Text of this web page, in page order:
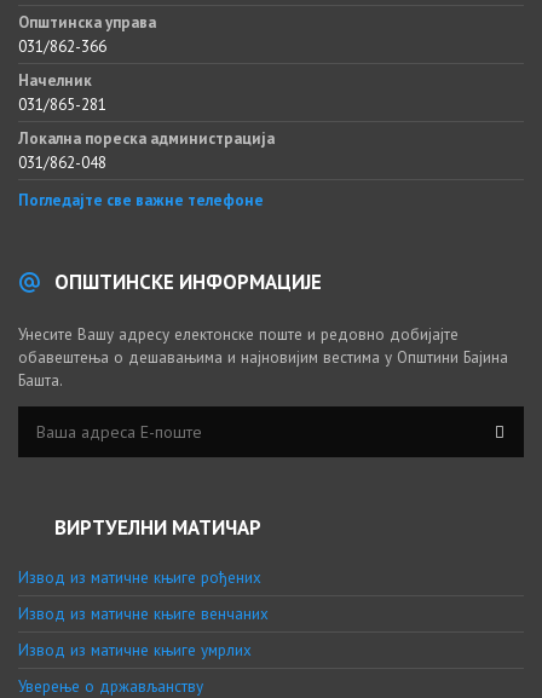
Општинска управа
031/862-366
Начелник
031/865-281
Локална пореска администрација
031/862-048
Погледајте све важне телефоне
ОПШТИНСКЕ ИНФОРМАЦИЈЕ
Унесите Вашу адресу електонске поште и редовно добијајте
обавештења о дешавањима и најновијим вестима у Општини Бајина
Башта.
ВИРТУЕЛНИ МАТИЧАР
Извод из матичне књиге рођених
Извод из матичне књиге венчаних
Извод из матичне књиге умрлих
Уверење о држављанству